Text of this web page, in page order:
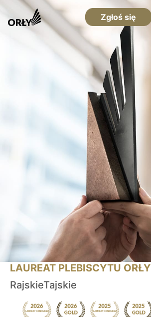
Zgłoś się
LAUREAT PLEBISCYTU ORŁY
RajskieTajskie